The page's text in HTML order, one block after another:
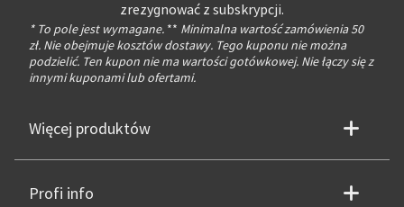
zrezygnować z subskrypcji.
* To pole jest wymagane. ** Minimalna wartość zamówienia 50
zł. Nie obejmuje kosztów dostawy. Tego kuponu nie można
podzielić. Ten kupon nie ma wartości gotówkowej. Nie łączy się z
innymi kuponami lub ofertami.
Więcej produktów
Profi info